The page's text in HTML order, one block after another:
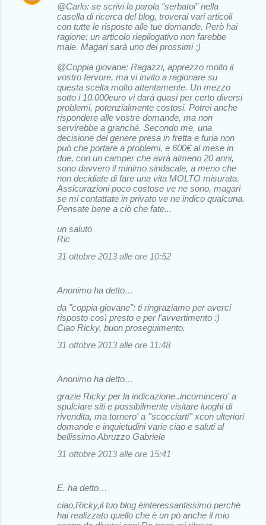
@Carlo: se scrivi la parola "serbatoi" nella
casella di ricerca del blog, troverai vari articoli
con tutte le risposte alle tue domande. Però hai
ragione: un articolo riepilogativo non farebbe
male. Magari sarà uno dei prossimi ;)
@Coppia giovane: Ragazzi, apprezzo molto il
vostro fervore, ma vi invito a ragionare su
questa scelta molto attentamente. Un mezzo
sotto i 10.000euro vi darà quasi per certo diversi
problemi, potenzialmente costosi. Potrei anche
rispondere alle vostre domande, ma non
servirebbe a granché. Secondo me, una
decisione del genere presa in fretta e furia non
può che portare a problemi, e 600€ al mese in
due, con un camper che avrà almeno 20 anni,
sono davvero il minimo sindacale, a meno che
non decidiate di fare una vita MOLTO misurata.
Assicurazioni poco costose ve ne sono, magari
se mi contattate in privato ve ne indico qualcuna.
Pensate bene a ciò che fate...
un saluto
Ric
31 ottobre 2013 alle ore 10:52
Anonimo ha detto…
da "coppia giovane": ti ringraziamo per averci
risposto così presto e per l'avvertimento :)
Ciao Ricky, buon proseguimento.
31 ottobre 2013 alle ore 11:48
Anonimo ha detto…
grazie Ricky per la indicazione..incomincero' a
spulciare siti e possibilmente visitare luoghi di
rivendita, ma tornero' a ''scocciarti'' xcon ulteriori
domande e inquietudini varie ciao e saluti al
bellissimo Abruzzo Gabriele
31 ottobre 2013 alle ore 15:41
E. ha detto…
ciao,Ricky,il tuo blog èinteressantissimo perchè
hai realizzato quello che è un pò anche il mio